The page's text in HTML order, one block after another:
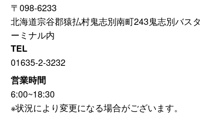
〒098-6233
北海道宗谷郡猿払村鬼志別南町243鬼志別バスタ
ーミナル内
TEL
01635-2-3232
営業時間
6:00~18:30
※状況により変更になる場合がございます。